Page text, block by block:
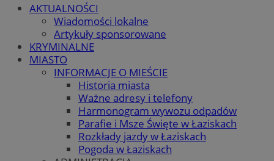
AKTUALNOŚCI
Wiadomości lokalne
Artykuły sponsorowane
KRYMINALNE
MIASTO
INFORMACJE O MIEŚCIE
Historia miasta
Ważne adresy i telefony
Harmonogram wywozu odpadów
Parafie i Msze Święte w Łaziskach
Rozkłady jazdy w Łaziskach
Pogoda w Łaziskach